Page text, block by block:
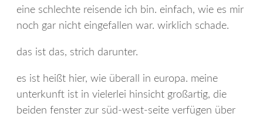
eine schlechte reisende ich bin. einfach, wie es mir
noch gar nicht eingefallen war. wirklich schade.
das ist das, strich darunter.
es ist heißt hier, wie überall in europa. meine
unterkunft ist in vielerlei hinsicht großartig, die
beiden fenster zur süd-west-seite verfügen über